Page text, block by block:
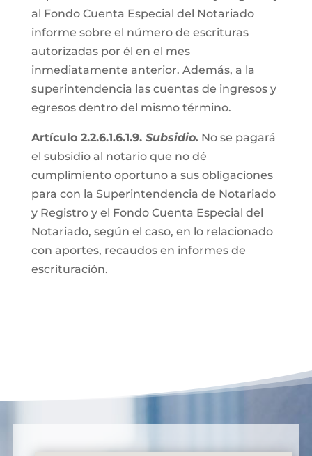
al Fondo Cuenta Especial del Notariado
informe sobre el número de escrituras
autorizadas por él en el mes
inmediatamente anterior. Además, a la
superintendencia las cuentas de ingresos y
egresos dentro del mismo término.
Artículo 2.2.6.1.6.1.9. Subsidio. No se pagará
el subsidio al notario que no dé
cumplimiento oportuno a sus obligaciones
para con la Superintendencia de Notariado
y Registro y el Fondo Cuenta Especial del
Notariado, según el caso, en lo relacionado
con aportes, recaudos en informes de
escrituración.